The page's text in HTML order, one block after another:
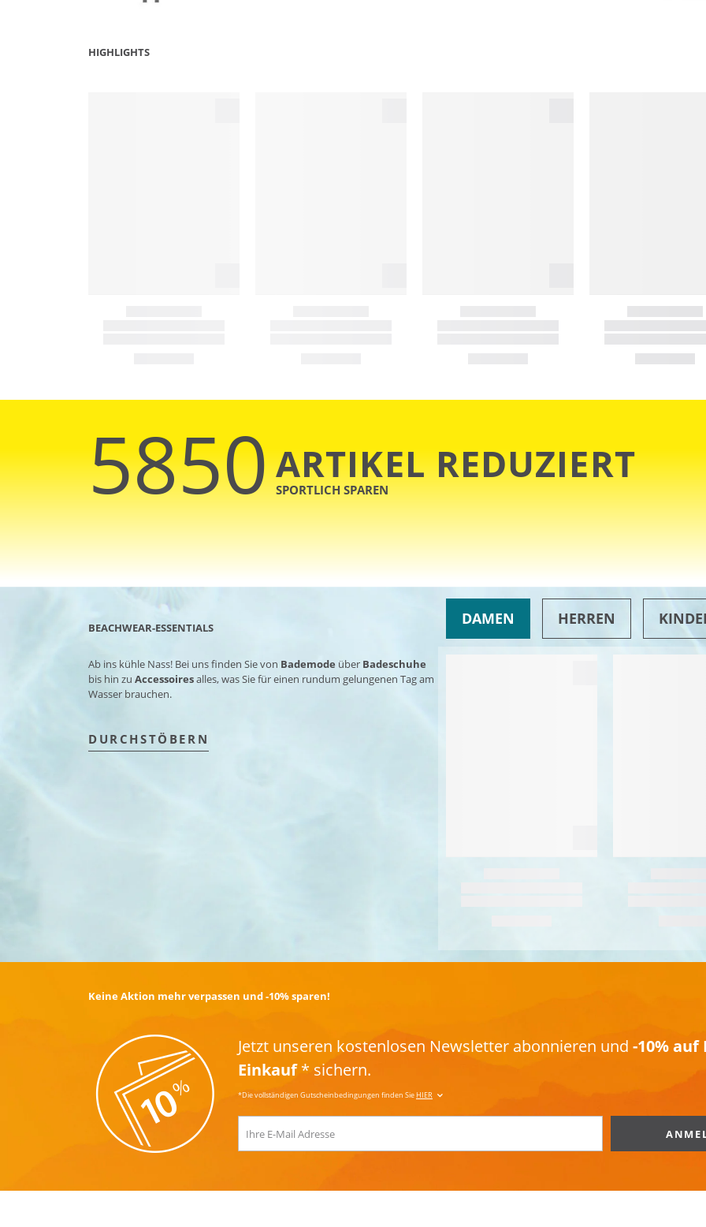
HIGHLIGHTS
5850ARTIKEL REDUZIERT
SPORTLICH SPAREN
BEACHWEAR-ESSENTIALS
Ab ins kühle Nass! Bei uns finden Sie von Bademode über Badeschuhe
bis hin zu Accessoiresalles, was Sie für einen rundum gelungenen Tag am
Wasser brauchen.
DURCHSTÖBERN
DAMEN HERREN
Keine Aktion mehr verpassen und -10% sparen!
Jetzt unseren kostenlosen Newsletter abonnieren und -10%
Einkauf* sichern.
*Die vollständigen Gutscheinbedingungen finden SieHIER